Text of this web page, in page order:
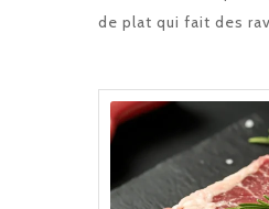
de plat qui fait des